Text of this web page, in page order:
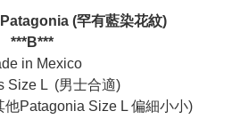
(罕有藍染花紋)
***B***
in Mexico
Size L (男士合適)
他Patagonia Size L 偏細小小)